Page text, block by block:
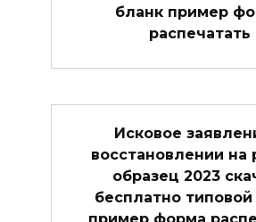
бланк пример
распечатать
Исковое
восстановлении на
образец 2023
бесплатно